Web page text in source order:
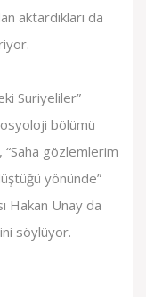
aktardıkları da
Suriyeliler”
bölümü
gözlemlerim
yönünde”
Hakan Ünay da
söylüyor.